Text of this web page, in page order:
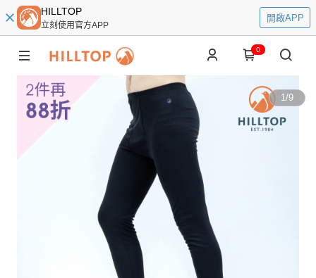
HILLTOP
立刻使用官方APP
開啟APP
0
1/9